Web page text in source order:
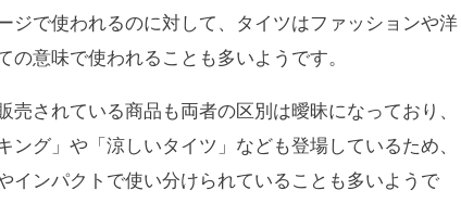
ジで使われるのに対して、タイツはファッションや洋
の意味で使われることも多いようです。
売されている商品も両者の区別は曖昧になっており、
ング」や「涼しいタイツ」なども登場しているため、
インパクトで使い分けられていることも多いようで